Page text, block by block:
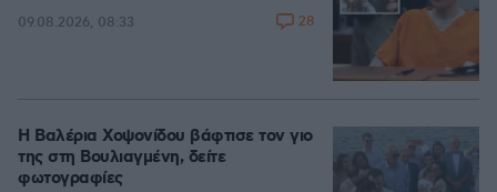
09.08.2026, 08:33 28
Η Βαλέρια Χοψονίδου βάφτισε τον γιο
της στη Βουλιαγμένη, δείτε
φωτογραφίες